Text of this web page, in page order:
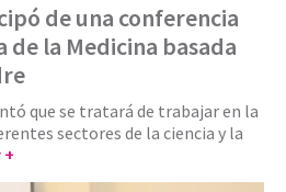
de una conferencia
de la Medicina basada
que se tratará de trabajar en la
sectores de la ciencia y la
+